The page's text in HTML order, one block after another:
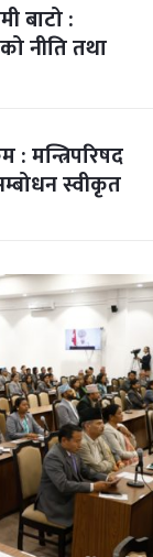
बाटो :
नीति तथा
मन्त्रिपरिषद
स्वीकृत